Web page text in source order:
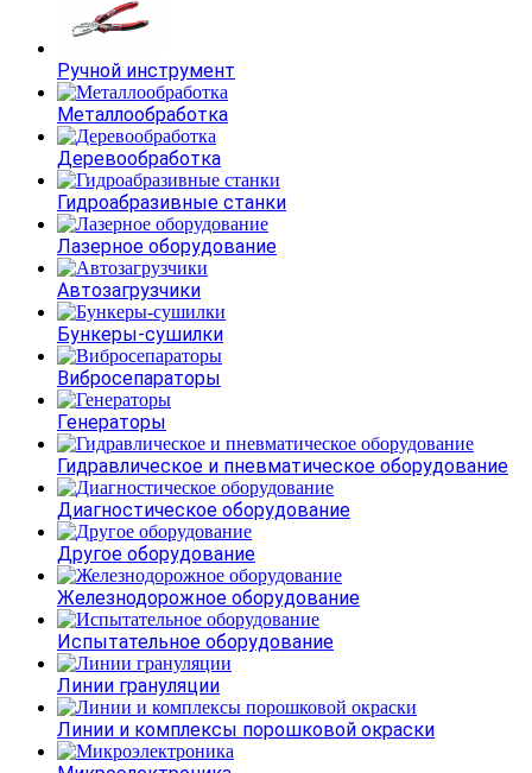
Ручной инструмент
Металлообработка
Деревообработка
Гидроабразивные станки
Лазерное оборудование
Автозагрузчики
Бункеры-сушилки
Вибросепараторы
Генераторы
Гидравлическое и пневматическое оборудование
Диагностическое оборудование
Другое оборудование
Железнодорожное оборудование
Испытательное оборудование
Линии грануляции
Линии и комплексы порошковой окраски